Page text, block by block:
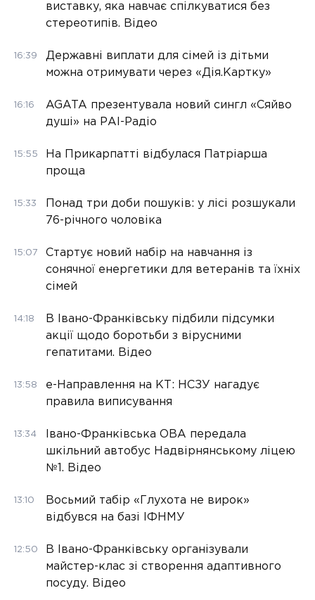
виставку, яка навчає спілкуватися без
стереотипів. Відео
16:39
Державні виплати для сімей із дітьми
можна отримувати через «Дія.Картку»
16:16
AGATA презентувала новий сингл «Сяйво
душі» на РАІ-Радіо
15:55
На Прикарпатті відбулася Патріарша
проща
15:33
Понад три доби пошуків: у лісі розшукали
76-річного чоловіка
15:07
Стартує новий набір на навчання із
сонячної енергетики для ветеранів та їхніх
сімей
14:18
В Івано-Франківську підбили підсумки
акції щодо боротьби з вірусними
гепатитами. Відео
13:58
е-Направлення на КТ: НСЗУ нагадує
правила виписування
13:34
Івано-Франківська ОВА передала
шкільний автобус Надвірнянському ліцею
№1. Відео
13:10
Восьмий табір «Глухота не вирок»
відбувся на базі ІФНМУ
12:50
В Івано-Франківську організували
майстер-клас зі створення адаптивного
посуду. Відео